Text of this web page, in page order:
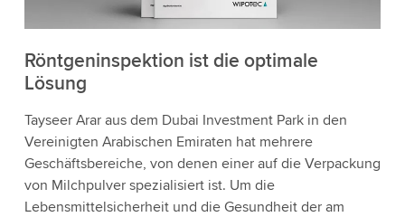
Röntgeninspektion ist die optimale
Lösung
Tayseer Arar aus dem Dubai Investment Park in den
Vereinigten Arabischen Emiraten hat mehrere
Geschäftsbereiche, von denen einer auf die Verpackung
von Milchpulver spezialisiert ist. Um die
Lebensmittelsicherheit und die Gesundheit der am